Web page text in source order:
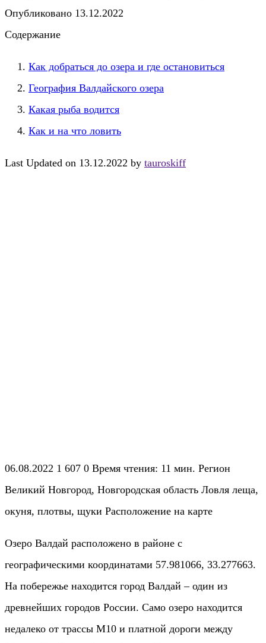
Опубликовано 13.12.2022
Содержание
Как добраться до озера и где остановиться
География Валдайского озера
Какая рыба водится
Как и на что ловить
Last Updated on 13.12.2022 by tauroskiff
06.08.2022 1 607 0 Время чтения: 11 мин. Регион
Великий Новгород, Новгородская область Ловля леща,
окуня, плотвы, щуки Расположение на карте
Озеро Валдай расположено в районе с
географическими координатами 57.981066, 33.277663.
На побережье находится город Валдай – один из
древнейших городов России. Само озеро находится
недалеко от трассы М10 и платной дороги между